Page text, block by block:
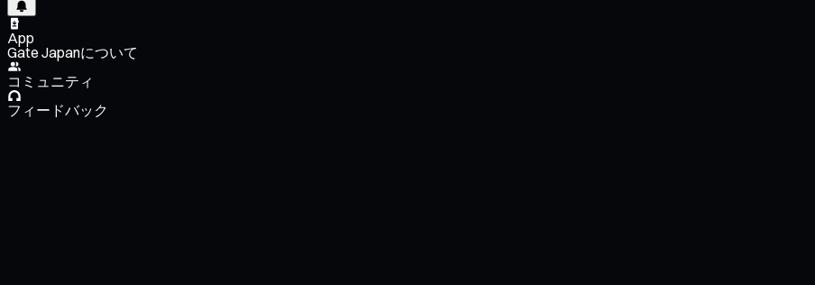
App
Gate Japanについて
コミュニティ
フィードバック